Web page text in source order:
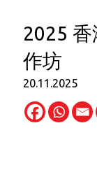
2025 香
作坊
20.11.2025